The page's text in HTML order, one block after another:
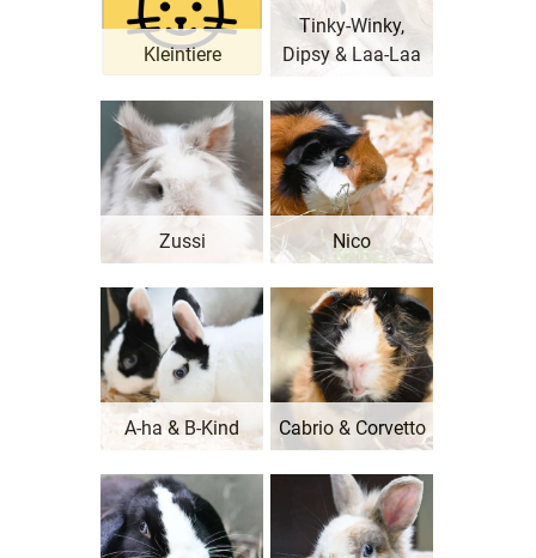
Kleintiere
Tinky-Winky,
Dipsy & Laa-Laa
Zussi Nico
A-ha & B-Kind Cabrio & Corvetto